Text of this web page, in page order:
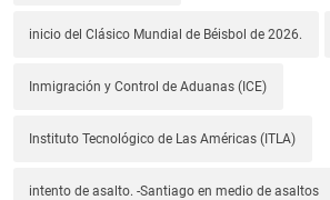
inicio del Clásico Mundial de Béisbol de 2026.
Inmigración y Control de Aduanas (ICE)
Instituto Tecnológico de Las Américas (ITLA)
intento de asalto. -Santiago en medio de asaltos